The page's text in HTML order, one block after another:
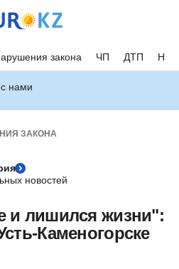
закона ЧП ДТП
нами
ЗАКОНА
новостей
и лишился жизни":
Каменогорске